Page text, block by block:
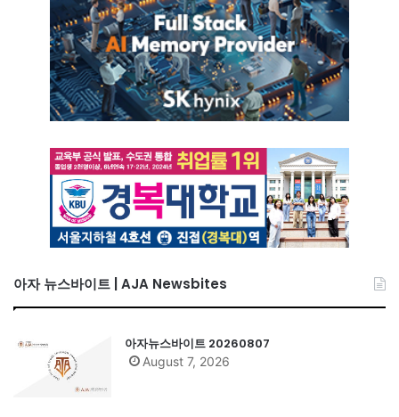
아자 뉴스바이트 | AJA Newsbites
아자뉴스바이트 20260807
August 7, 2026